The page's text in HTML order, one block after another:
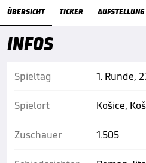
ÜBERSICHT TICKER AUFSTELLUNG
Übersicht
INFOS
Spieltag
Spielort
Zuschauer
1. Runde,
1.505